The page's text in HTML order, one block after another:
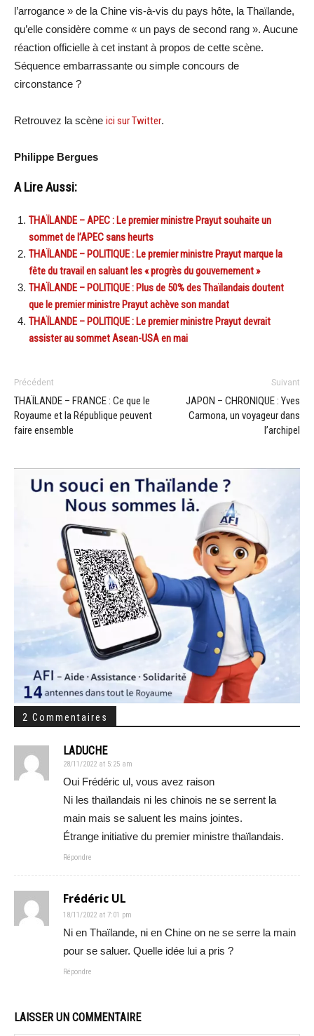
l’arrogance » de la Chine vis-à-vis du pays hôte, la Thaïlande,
qu’elle considère comme « un pays de second rang ». Aucune
réaction officielle à cet instant à propos de cette scène.
Séquence embarrassante ou simple concours de
circonstance ?
Retrouvez la scène ici sur Twitter.
Philippe Bergues
A Lire Aussi:
THAÏLANDE – APEC : Le premier ministre Prayut souhaite un
sommet de l’APEC sans heurts
THAÏLANDE – POLITIQUE : Le premier ministre Prayut marque la
fête du travail en saluant les « progrès du gouvernement »
THAÏLANDE – POLITIQUE : Plus de 50% des Thaïlandais doutent
que le premier ministre Prayut achève son mandat
THAÏLANDE – POLITIQUE : Le premier ministre Prayut devrait
assister au sommet Asean-USA en mai
Précédent
THAÏLANDE – FRANCE : Ce que le
Royaume et la République peuvent
faire ensemble
Suivant
JAPON – CHRONIQUE : Yves
Carmona, un voyageur dans
l’archipel
2 Commentaires
LADUCHE
28/11/2022 at 5:25 am
Oui Frédéric ul, vous avez raison
Ni les thaïlandais ni les chinois ne se serrent la
main mais se saluent les mains jointes.
Étrange initiative du premier ministre thaïlandais.
Répondre
Frédéric UL
18/11/2022 at 7:01 pm
Ni en Thaïlande, ni en Chine on ne se serre la main
pour se saluer. Quelle idée lui a pris ?
Répondre
LAISSER UN COMMENTAIRE